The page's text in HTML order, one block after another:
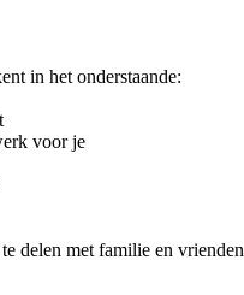
in het onderstaande:
voor je
delen met familie en vrienden